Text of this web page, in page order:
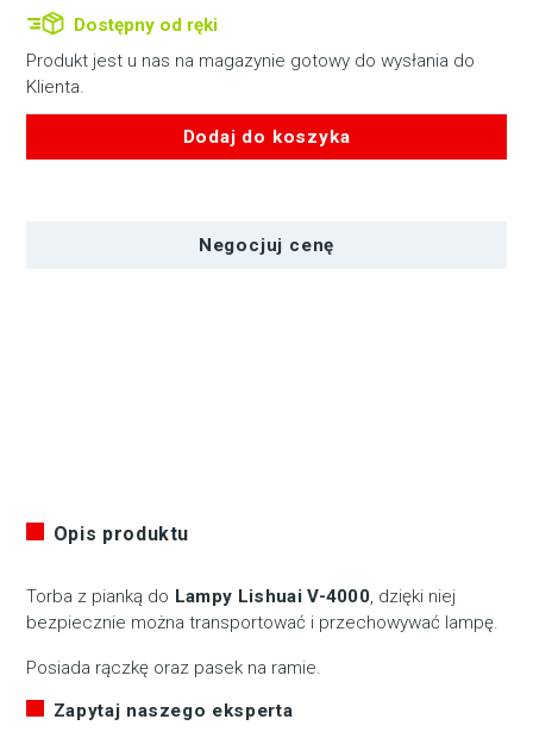
wynosiła:
224,00 zł.159,00 zł.
Dostępny od ręki
Produkt jest u nas na magazynie gotowy do wysłania do
Klienta.
Dodaj do koszyka
Negocjuj cenę
Opis produktu
Torba z pianką do Lampy Lishuai V-4000, dzięki niej
bezpiecznie można transportować i przechowywać lampę.
Posiada rączkę oraz pasek na ramie.
Zapytaj naszego eksperta